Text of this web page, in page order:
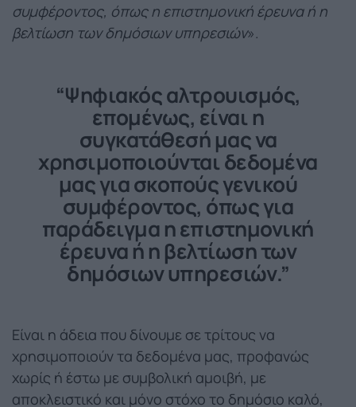
συμφέροντος, όπως η επιστημονική έρευνα ή η
βελτίωση των δημόσιων υπηρεσιών».
“Ψηφιακός αλτρουισμός,
επομένως, είναι η
συγκατάθεσή μας να
χρησιμοποιούνται δεδομένα
μας για σκοπούς γενικού
συμφέροντος, όπως για
παράδειγμα η επιστημονική
έρευνα ή η βελτίωση των
δημόσιων υπηρεσιών.”
Είναι η άδεια που δίνουμε σε τρίτους να
χρησιμοποιούν τα δεδομένα μας, προφανώς
χωρίς ή έστω με συμβολική αμοιβή, με
αποκλειστικό και μόνο στόχο το δημόσιο καλό,